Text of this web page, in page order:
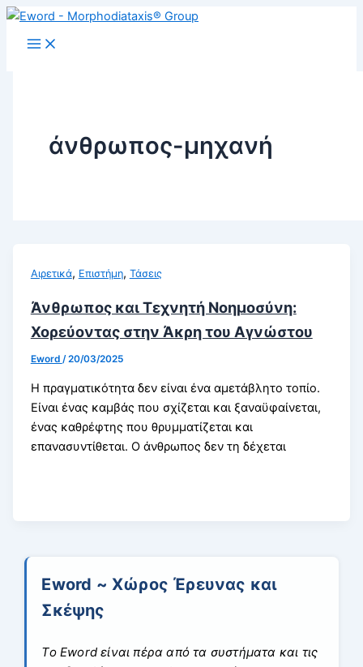
Μετάβαση
άνθρωπος-μηχανή
Αιρετικά, Επιστήμη, Τάσεις
Άνθρωπος και Τεχνητή Νοημοσύνη:
Χορεύοντας στην Άκρη του Αγνώστου
Eword /20/03/2025
Η πραγματικότητα δεν είναι ένα αμετάβλητο τοπίο.
Είναι ένας καμβάς που σχίζεται και ξαναϋφαίνεται,
ένας καθρέφτης που θρυμματίζεται και
επανασυντίθεται. Ο άνθρωπος δεν τη δέχεται
Eword ~ Χώρος Έρευνας και
Σκέψης
Το Eword είναι πέρα από τα συστήματα και τις